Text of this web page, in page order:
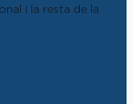
i la resta de la